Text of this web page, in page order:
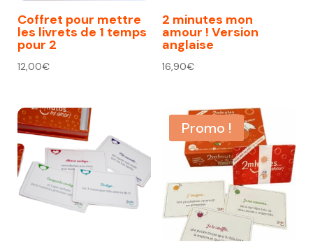
Coffret pour mettre
les livrets de 1 temps
pour 2
12,00€
2 minutes mon
amour ! Version
anglaise
16,90€
Promo !